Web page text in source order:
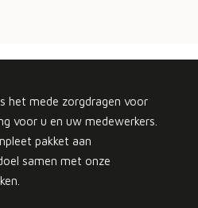
het mede zorgdragen voor
voor u en uw medewerkers.
pakket aan
samen met onze